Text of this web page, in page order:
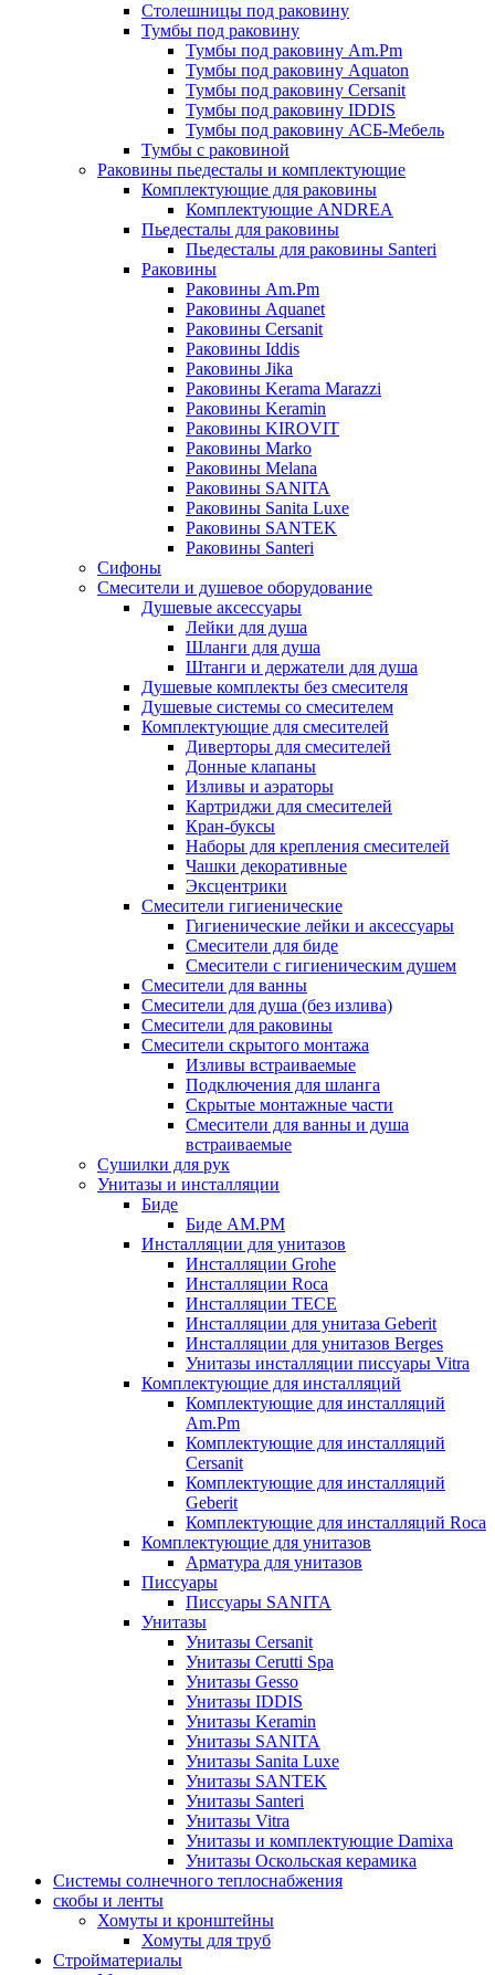
Столешницы под раковину
Тумбы под раковину
Тумбы под раковину Am.Pm
Тумбы под раковину Aquaton
Тумбы под раковину Cersanit
Тумбы под раковину IDDIS
Тумбы под раковину АСБ-Мебель
Тумбы с раковиной
Раковины пьедесталы и комплектующие
Комплектующие для раковины
Комплектующие ANDREA
Пьедесталы для раковины
Пьедесталы для раковины Santeri
Раковины
Раковины Am.Pm
Раковины Aquanet
Раковины Cersanit
Раковины Iddis
Раковины Jika
Раковины Kerama Marazzi
Раковины Keramin
Раковины KIROVIT
Раковины Marko
Раковины Melana
Раковины SANITA
Раковины Sanita Luxe
Раковины SANTEK
Раковины Santeri
Сифоны
Смесители и душевое оборудование
Душевые аксессуары
Лейки для душа
Шланги для душа
Штанги и держатели для душа
Душевые комплекты без смесителя
Душевые системы со смесителем
Комплектующие для смесителей
Диверторы для смесителей
Донные клапаны
Изливы и аэраторы
Картриджи для смесителей
Кран-буксы
Наборы для крепления смесителей
Чашки декоративные
Эксцентрики
Смесители гигиенические
Гигиенические лейки и аксессуары
Смесители для биде
Смесители с гигиеническим душем
Смесители для ванны
Смесители для душа (без излива)
Смесители для раковины
Смесители скрытого монтажа
Изливы встраиваемые
Подключения для шланга
Скрытые монтажные части
Смесители для ванны и душа
встраиваемые
Сушилки для рук
Унитазы и инсталляции
Биде
Биде AM.PM
Инсталляции для унитазов
Инсталляции Grohe
Инсталляции Roca
Инсталляции TECE
Инсталляции для унитаза Geberit
Инсталляции для унитазов Berges
Унитазы инсталляции писсуары Vitra
Комплектующие для инсталляций
Комплектующие для инсталляций
Am.Pm
Комплектующие для инсталляций
Cersanit
Комплектующие для инсталляций
Geberit
Комплектующие для инсталляций Roca
Комплектующие для унитазов
Арматура для унитазов
Писсуары
Писсуары SANITA
Унитазы
Унитазы Cersanit
Унитазы Cerutti Spa
Унитазы Gesso
Унитазы IDDIS
Унитазы Keramin
Унитазы SANITA
Унитазы Sanita Luxe
Унитазы SANTEK
Унитазы Santeri
Унитазы Vitra
Унитазы и комплектующие Damixa
Унитазы Оскольская керамика
Системы солнечного теплоснабжения
скобы и ленты
Хомуты и кронштейны
Хомуты для труб
Стройматериалы